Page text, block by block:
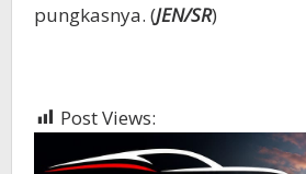
pungkasnya. (JEN/SR)
Post Views: